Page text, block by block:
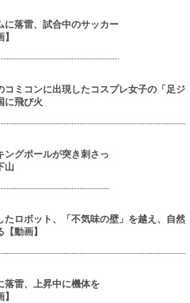
に落雷、試合中のサッカー
コミコンに出現したコスプレ女子の「足ジ
に飛び火
ングポールが突き刺さっ
山
たロボット、「不気味の壁」を越え、自然
動画】
落雷、上昇中に機体を